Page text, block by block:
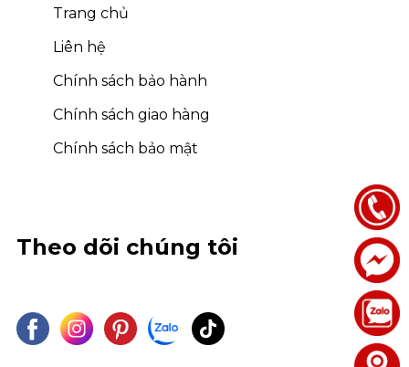
Theo dõi chúng tôi
Trang chủ
Liên hệ
Chính sách bảo hành
Chính sách giao hàng
Chính sách bảo mật